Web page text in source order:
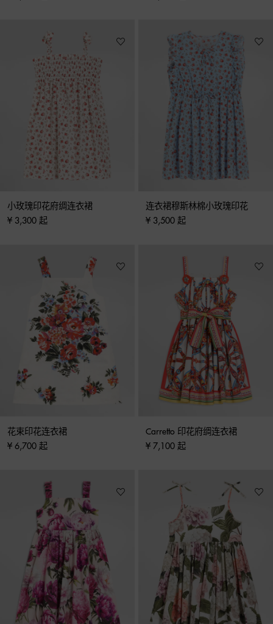
小玫瑰印花府绸连衣裙
¥ 3,300 起
连衣裙穆斯林棉小玫瑰印花
¥ 3,500 起
花束印花连衣裙
¥ 6,700 起
Carretto 印花府绸连衣裙
¥ 7,100 起